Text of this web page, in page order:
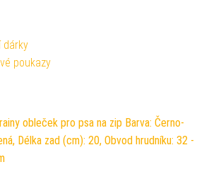
dárky
poukazy
obleček pro psa na zip Barva: Černo-
Délka zad (cm): 20, Obvod hrudníku: 32 -